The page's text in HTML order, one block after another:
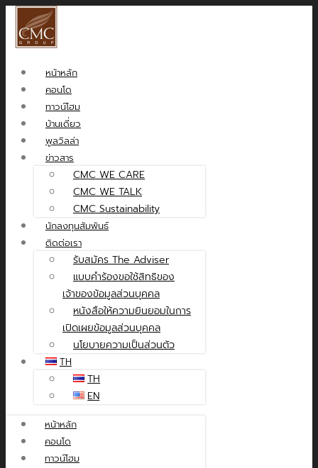
หน้าหลัก
คอนโด
ทาวน์โฮม
บ้านเดี่ยว
พูลวิลล่า
ข่าวสาร
CMC WE CARE
CMC WE TALK
CMC Sustainability
นักลงทุนสัมพันธ์
ติดต่อเรา
รับสมัคร The Adviser
แบบคำร้องขอใช้สิทธิของ
เจ้าของข้อมูลส่วนบุคคล
หนังสือให้ความยินยอมในการ
เปิดเผยข้อมูลส่วนบุคคล
นโยบายความเป็นส่วนตัว
TH
TH
EN
หน้าหลัก
คอนโด
ทาวน์โฮม